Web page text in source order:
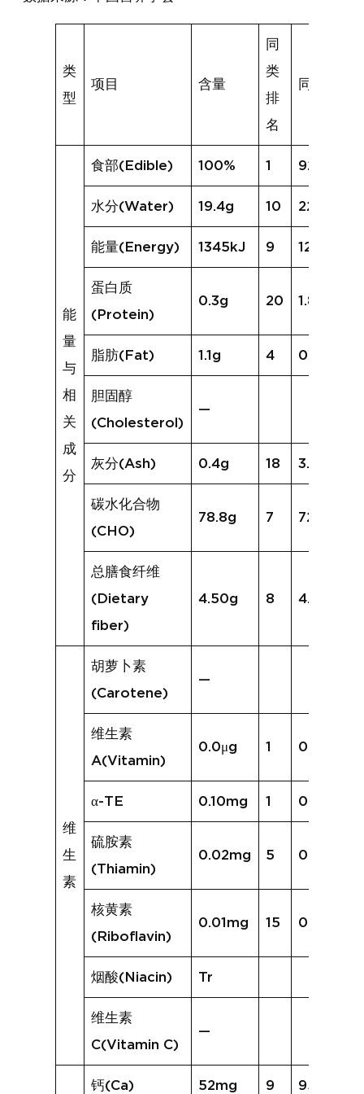
类
型
项目 含量
同
类
排
名
同类均值
能
量
与
相
关
成
分
食部(Edible) 100% 1 92%
水分(Water) 19.4g 10 22.1g
能量(Energy) 1345kJ 9 1246kJ
蛋白质
(Protein)
0.3g 20 1.8g
脂肪(Fat) 1.1g 4 0.8g
胆固醇
(Cholesterol)
—
灰分(Ash) 0.4g 18 3.2g
碳水化合物
(CHO)
78.8g 7 72.2g
总膳食纤维
(Dietary
fiber)
4.50g 8 4.4g
维
生
素
胡萝卜素
(Carotene)
—
维生素
A(Vitamin)
0.0μg 1 0.0μg
α-TE 0.10mg 1 0.01mg
硫胺素
(Thiamin)
0.02mg 5 0.02mg
核黄素
(Riboflavin)
0.01mg 15 0.04mg
烟酸(Niacin) Tr
维生素
C(Vitamin C)
—
钙(Ca) 52mg 9 95mg